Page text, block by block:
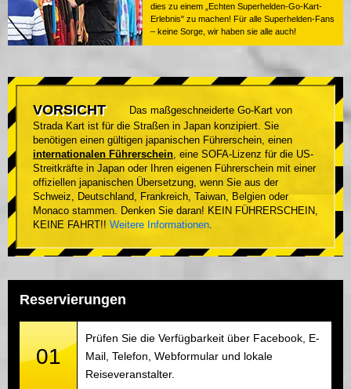
dies zu einem „Echten Superhelden-Go-Kart-
Erlebnis" zu machen! Für alle Superhelden-Fans
– keine Sorge, wir haben sie alle auch!
VORSICHT
Das maßgeschneiderte Go-Kart von
Strada Kart ist für die Straßen in Japan konzipiert. Sie
benötigen einen gültigen japanischen Führerschein, einen
internationalen Führerschein , eine SOFA-Lizenz für die US-
Streitkräfte in Japan oder Ihren eigenen Führerschein mit einer
offiziellen japanischen Übersetzung, wenn Sie aus der
Schweiz, Deutschland, Frankreich, Taiwan, Belgien oder
Monaco stammen. Denken Sie daran! KEIN FÜHRERSCHEIN,
KEINE FAHRT!! Weitere Informationen
Reservierungen
01
Prüfen Sie die Verfügbarkeit über Facebook, E-
Mail, Telefon, Webformular und lokale
Reiseveranstalter.